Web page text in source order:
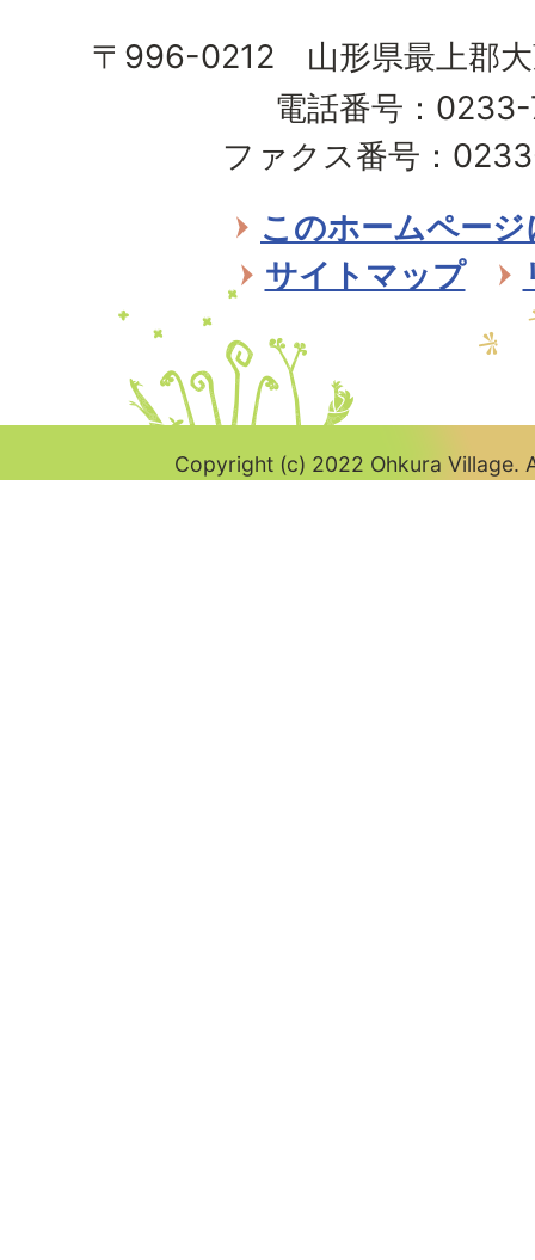
大
〒996-0212 山形県最上郡
電話番号：
ファクス番号：
このホームペー
サイトマップ
Copyright (c) 2022 Ohkura Village.